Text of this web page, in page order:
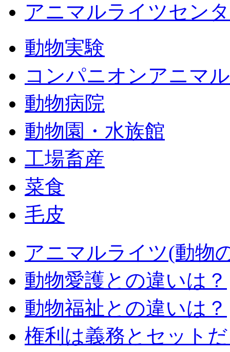
アニマルライツセン
動物実験
コンパニオンアニマ
動物病院
動物園・水族館
工場畜産
菜食
毛皮
アニマルライツ(動物
動物愛護との違いは？
動物福祉との違いは？
権利は義務とセット